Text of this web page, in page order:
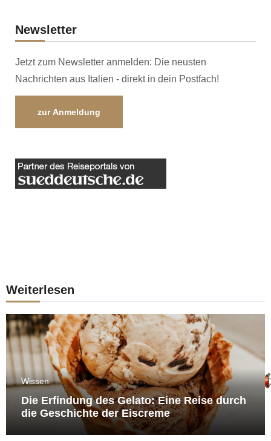
Newsletter
Jetzt zum Newsletter anmelden: Die neusten
Nachrichten aus Italien - direkt in dein Postfach!
zur Anmeldung
Weiterlesen
Wissen
Die Erfindung des Gelato: Eine Reise durch
die Geschichte der Eiscreme